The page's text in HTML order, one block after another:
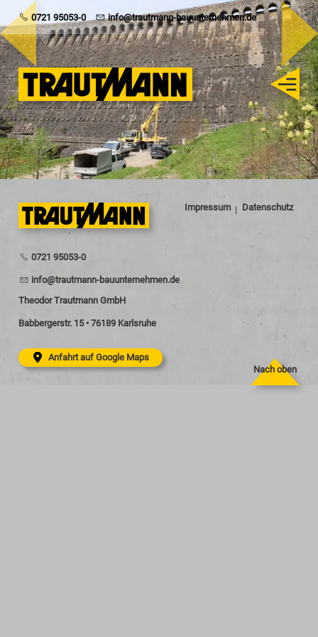
0721 95053-0 info@trautmann-bauunternehmen.de
Trautmann
Rohbau
Schlüsselfertig
Sanierung
Karriere
0721 95053-0
nf tr tm nn-b nt rn hm n d
Theodor Trautmann GmbH
Babbergerstr. 15 • 76189 Karlsruhe
Anfahrt auf Google Maps
Impressum Datenschutz
Nach oben